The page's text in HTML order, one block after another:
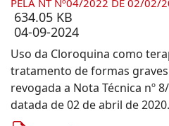
PELA NT Nº04/2022 DE 02/02/
634.05 KB
04-09-2024
Uso da Cloroquina como
tratamento de formas
revogada a Nota Técnica nº 8/
datada de 02 de abril de 2020.